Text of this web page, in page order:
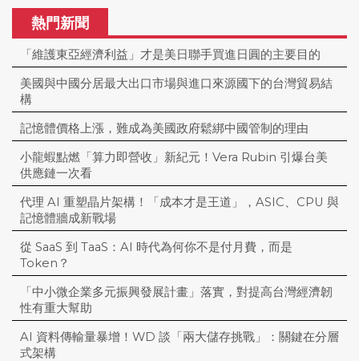
熱門新聞
「維護東亞經濟利益」才是美日聯手買進日圓的主要目的
美國與中國分居最大出口市場與進口來源國下的台灣貿易結
構
記憶體價格上漲，難成為美國政府鬆綁中國管制的理由
小龍蝦點燃「算力即營收」新紀元！Vera Rubin 引爆台美
供應鏈一次看
代理 AI 重塑晶片架構！「成本才是王道」，ASIC、CPU 與
記憶體牆成新戰場
從 SaaS 到 TaaS：AI 時代為何你不是付月費，而是
Token？
「中小微企業多元振興發展計畫」落實，對提高台灣經濟韌
性有重大幫助
AI 資料傳輸量暴增！WD 談「兩大儲存挑戰」：關鍵在分層
式架構